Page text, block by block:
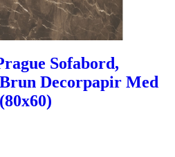
Sofabord,
Decorpapir Med